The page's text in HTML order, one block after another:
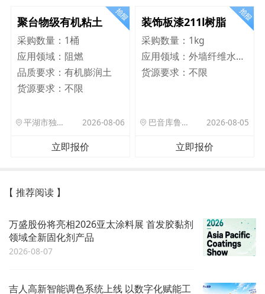
聚台物级有机粘土
采购数量： 1桶
应用领域： 阻燃
品质要求： 有机膨润土
货源要求： 不限
平湖市独山港镇集港路 589 号 2026-08-06
立即报价
装饰板漆211l树脂
采购数量： 1kg
应用领域：
外墙纤维水泥板
货源要求：不限
巴音库鲁提镇,托帕口岸六号库房 2026-08-05
立即报价
【 推荐阅读 】
万盛股份将亮相2026亚太涂料展 首发胶黏剂
领域全新固化剂产品
2026-08-07
吉人高新智能调色系统上线 以数字化赋能工